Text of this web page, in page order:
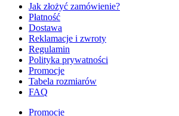
Jak złożyć zamówienie?
Płatność
Dostawa
Reklamacje i zwroty
Regulamin
Polityka prywatności
Promocje
Tabela rozmiarów
FAQ
Promocje